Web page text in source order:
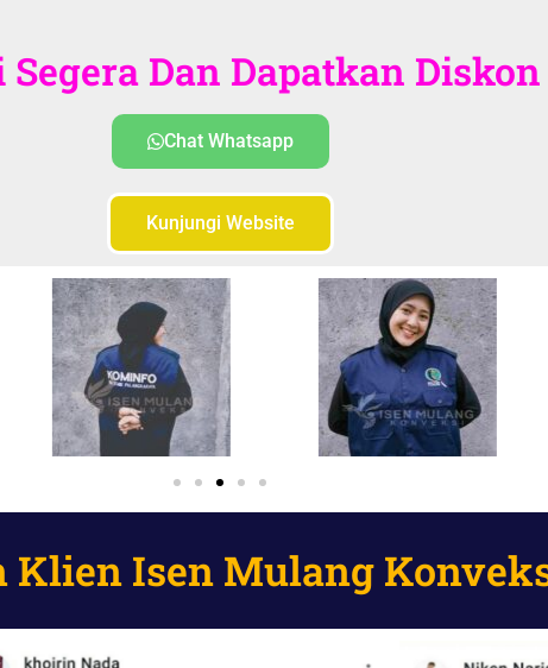
Dan Dapatkan Diskon
Chat Whatsapp
Kunjungi Website
Klien Isen Mulang